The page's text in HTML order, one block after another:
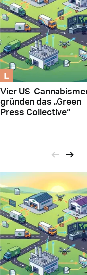
L
Vier US-
gründen das „Green
Press Collective“